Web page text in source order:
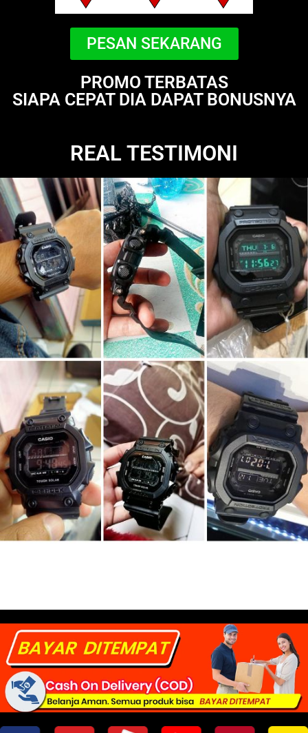
PESAN SEKARANG
PROMO TERBATAS
SIAPA CEPAT DIA DAPAT BONUSNYA
REAL TESTIMONI